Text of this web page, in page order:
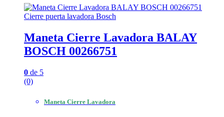
Cierre puerta lavadora Bosch
Maneta Cierre Lavadora BALAY
BOSCH 00266751
0 de 5
(0)
Maneta Cierre Lavadora